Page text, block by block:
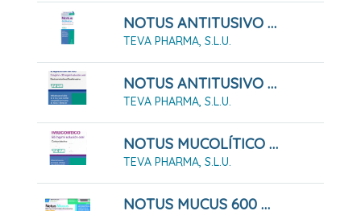
NOTUS ANTITUSIVO 2 Mg/ml SOLUCION ORAL , 1 Frasco De 200 Ml
TEVA PHARMA, S.L.U.
NOTUS ANTITUSIVO Y EXPECTORANTE 2 Mg/ml + 20 Mg/ml Solución Oral. 200 Ml
TEVA PHARMA, S.L.U.
NOTUS MUCOLÍTICO 50 MG/ML SOLUCIÓN ORAL , 1 Frasco De 200 Ml
TEVA PHARMA, S.L.U.
NOTUS MUCUS 600 MG COMPRIMIDOS EFERVENCENTES SABOR LIMON, 10 Comprimidos